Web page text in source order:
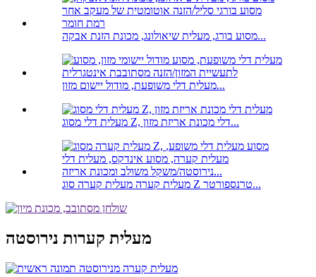
מסוע בורג, מעלית שיאולונג, מכונת הזנת אבקה...
מעלית דלי משופעת, מודול יישום מזון...
מעלית דלי מסוג Z, דלי מכונת אריזת מזון...
מעלית קערה מעלית קערה סוג Z טרנספורטר...
מעלית קערות נירוסטה